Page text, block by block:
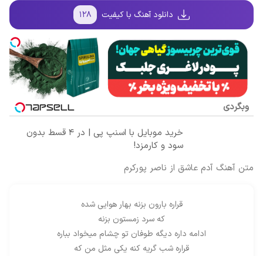
دانلود آهنگ با کیفیت ۱۲۸
وبگردی
خرید موبایل با اسنپ پی | در ۴ قسط بدون
سود و کارمزد!
متن آهنگ آدم عاشق از ناصر پورکرم
قراره بارون بزنه بهار هوایی شده
که سرد زمستون بزنه
ادامه داره دیگه طوفان تو چشام میخواد بباره
قراره شب گریه کنه یکی مثل من که